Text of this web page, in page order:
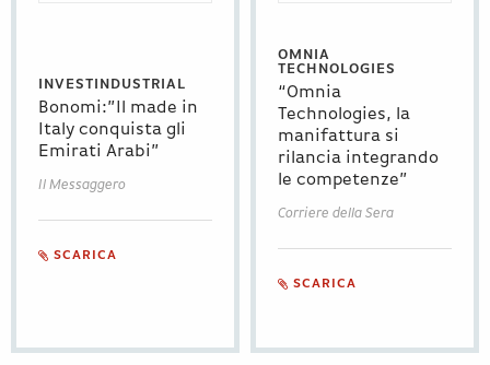
INVESTINDUSTRIAL
Bonomi:”Il made in
Italy conquista gli
Emirati Arabi”
Il Messaggero
SCARICA
OMNIA
TECHNOLOGIES
“Omnia
Technologies, la
manifattura si
rilancia integrando
le competenze”
Corriere della Sera
SCARICA